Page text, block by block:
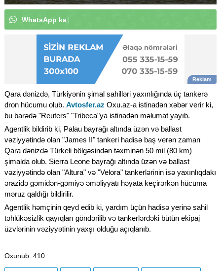
WhatsApp kan
Qara dənizdə, Türkiyənin şimal sahilləri yaxınlığında üç tankerə
dron hücumu olub. Avtosfer.az Oxu.az-a istinadən xəbər verir ki,
bu barədə "Reuters" "Tribeca"ya istinadən məlumat yayıb.
Agentlik bildirib ki, Palau bayrağı altında üzən və ballast
vəziyyətində olan "James II" tankeri hadisə baş verən zaman
Qara dənizdə Türkeli bölgəsindən təxminən 50 mil (80 km)
şimalda olub. Sierra Leone bayrağı altında üzən və ballast
vəziyyətində olan "Altura" və "Velora" tankerlərinin isə yaxınlıqdakı
ərazidə gəmidən-gəmiyə əməliyyatı həyata keçirərkən hücuma
məruz qaldığı bildirilir.
Agentlik həmçinin qeyd edib ki, yardım üçün hadisə yerinə sahil
təhlükəsizlik qayıqları göndərilib və tankerlərdəki bütün ekipaj
üzvlərinin vəziyyətinin yaxşı olduğu açıqlanıb.
Oxunub: 410